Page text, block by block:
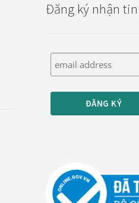
Đăng ký nhận tin